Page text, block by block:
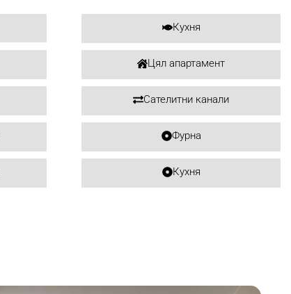
Кухня
Цял апартамент
Сателитни канали
Фурна
Кухня